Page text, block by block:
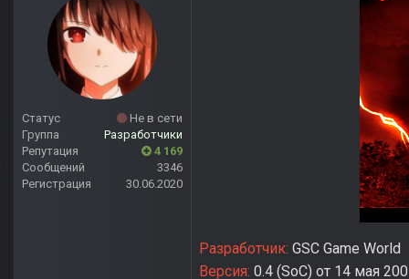
Статус
Не в сети
Группа
Разработчики
Репутация
4 169
Сообщений
3346
Регистрация
30.06.2020
Разработчик: GSC Game World
Версия: 0.4 (SoC) от 14 мая